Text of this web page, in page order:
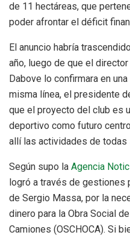
de 11 hectáreas, que
poder afrontar el déficit
El anuncio habría
año, luego de que el
Dabove lo confirmara en
misma línea, el presidente
que el proyecto del club es
deportivo como futuro
allí las actividades de
Según supo la Agencia
logró a través de gestiones
de Sergio Massa, por la
dinero para la Obra Social
Camiones (OSCHOCA). Si